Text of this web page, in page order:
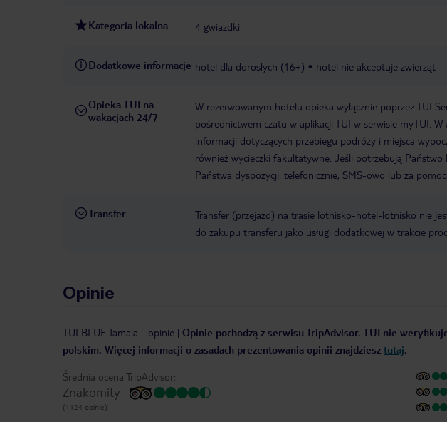
Kategoria lokalna 4 gwiazdki
Dodatkowe informacje hotel dla dorosłych (16+) hotel nie akceptuje zwierząt
Opieka TUI na
wakacjach 24/7
W rezerwowanym hotelu opieka wyłącznie poprzez TUI
pośrednictwem czatu w aplikacji TUI w serwisie myTUI.
informacji dotyczących przebiegu podróży i miejsca
również wycieczki fakultatywne. Jeśli potrzebują
Państwa dyspozycji: telefonicznie, SMS-owo lub za
Transfer
Transfer (przejazd) na trasie lotnisko-hotel-lotnisko nie
do zakupu transferu jako usługi dodatkowej w trakcie
Opinie
TUI BLUE Tamala - opinie | Opinie pochodzą z serwisu TripAdvisor. TUI nie
polskim. Więcej informacji o zasadach prezentowania opinii znajdziesz tutaj.
Średnia ocena TripAdvisor:
Znakomity
(1124 opinie)